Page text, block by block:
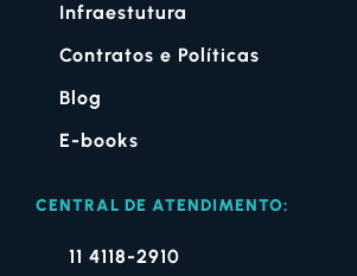
Infraestutura
Contratos e Políticas
Blog
E-books
CENTRAL DE ATENDIMENTO:
11 4118-2910